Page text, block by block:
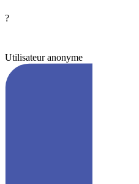
?
Utilisateur anonyme